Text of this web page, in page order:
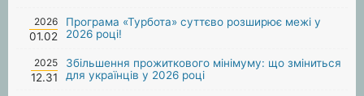
2026
01.02
Програма «Турбота» суттєво розширює межі у
2026 році!
2025
12.31
Збільшення прожиткового мінімуму: що зміниться
для українців у 2026 році